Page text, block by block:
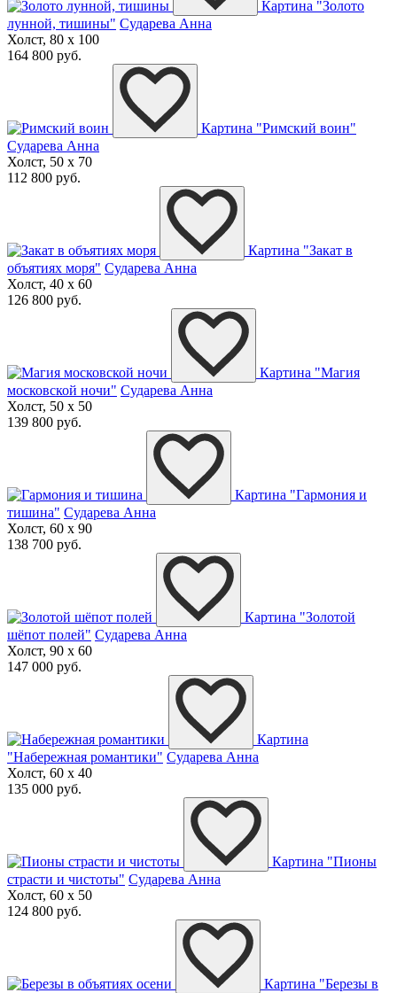
Картина "Золото
лунной, тишины" Сударева Анна
Холст, 80 x 100
164 800 руб.
Картина "Римский воин"
Сударева Анна
Холст, 50 x 70
112 800 руб.
Картина "Закат в
объятиях моря" Сударева Анна
Холст, 40 x 60
126 800 руб.
Картина "Магия
московской ночи" Сударева Анна
Холст, 50 x 50
139 800 руб.
Картина "Гармония и
тишина" Сударева Анна
Холст, 60 x 90
138 700 руб.
Картина "Золотой
шёпот полей" Сударева Анна
Холст, 90 x 60
147 000 руб.
Картина
"Набережная романтики" Сударева Анна
Холст, 60 x 40
135 000 руб.
Картина "Пионы
страсти и чистоты" Сударева Анна
Холст, 60 x 50
124 800 руб.
Картина "Березы в